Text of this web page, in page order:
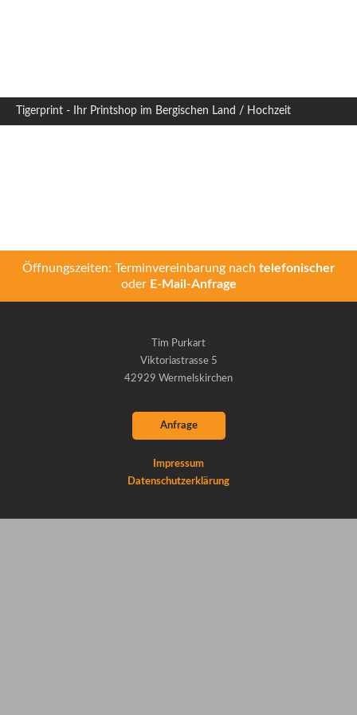
Tigerprint - Ihr Printshop im Bergischen Land / Hochzeit
Öffnungszeiten: Terminvereinbarung nach telefonischer
oder E-Mail-Anfrage
Tim Purkart
Viktoriastrasse 5
42929 Wermelskirchen
Anfrage
Impressum
Datenschutzerklärung